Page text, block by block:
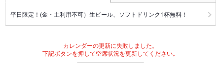
平日限定！(金・土利用不可）生ビール、ソフトドリンク1杯無料！
カレンダーの更新に失敗しました。
下記ボタンを押して空席状況を更新してください。